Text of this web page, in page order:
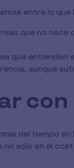
entre lo que
que no nace
que entienden
aunque
del tiempo en
no solo en el